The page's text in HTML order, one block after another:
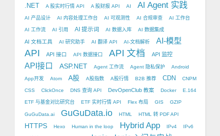
.NET A 股实时行情 API A 股财报 API AI AI Agent 实践
AI 产品设计 AI 内容处理工作台 AI 可观测性 AI 合规审查 AI 工作台
AI 工作流 AI 引用 AI 提示词 AI 数据入库 AI 数据集成
AI 文档工具 AI 研究助手 AI 翻译 API AI-文档解析 AI-模型
API API 接口 API 数据接口 API 文档 API 监控
API接口 ASP.NET Agent 工作流 Agent 隐私保护 Android
App开发 Atom A股 A股指数 A股行情 B2B 推荐 CDN CNPM
CSS ClickOnce DNS 查询 API DevOpenClub 教案 Docker E.164
ETF 与基金对比研究台 ETF 实时行情 API Flex 布局 GIS GZIP
GuGuData.ai GuGuData.io HTML HTML 转 PDF API
HTTPS Hexo Human in the loop Hybrid App IPv4 IPv6